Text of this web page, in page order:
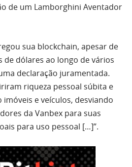
de um Lamborghini Aventador
sua blockchain, apesar de
dólares ao longo de vários
declaração juramentada.
riqueza pessoal súbita e
e veículos, desviando
da Vanbex para suas
para uso pessoal […]”.